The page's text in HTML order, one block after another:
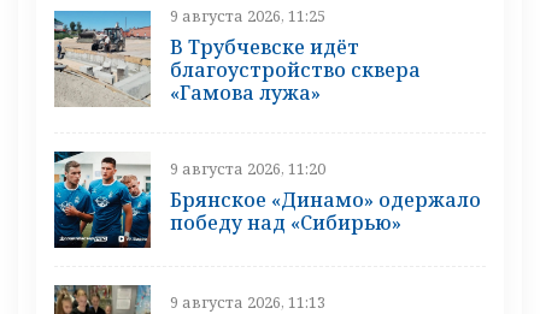
9 августа 2026, 11:25
В Трубчевске идёт
благоустройство сквера
«Гамова лужа»
9 августа 2026, 11:20
Брянское «Динамо» одержало
победу над «Сибирью»
9 августа 2026, 11:13